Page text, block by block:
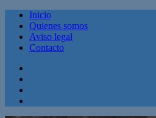
Inicio
Quienes somos
Aviso legal
Contacto